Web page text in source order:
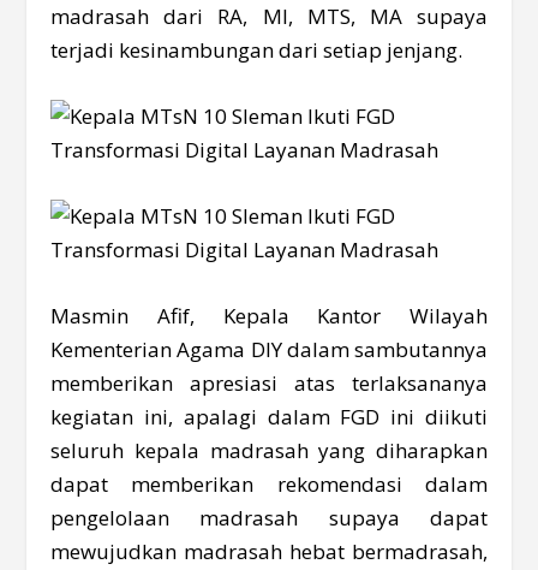
madrasah dari RA, MI, MTS, MA supaya
terjadi kesinambungan dari setiap jenjang.
Masmin Afif, Kepala Kantor Wilayah
Kementerian Agama DIY dalam sambutannya
memberikan apresiasi atas terlaksananya
kegiatan ini, apalagi dalam FGD ini diikuti
seluruh kepala madrasah yang diharapkan
dapat memberikan rekomendasi dalam
pengelolaan madrasah supaya dapat
mewujudkan madrasah hebat bermadrasah,